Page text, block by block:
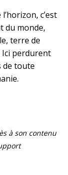
c’est
du monde,
terre de
perdurent
de toute
à son contenu